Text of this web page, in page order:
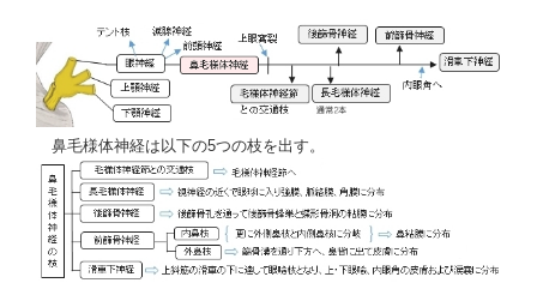
鼻毛様体神経は以下の5つの枝を出す。